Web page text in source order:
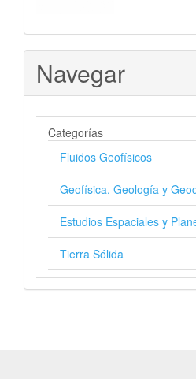
Navegar
Categorías
Fluidos Geofísicos
Geofísica, Geología y
Estudios Espaciales y
Tierra Sólida